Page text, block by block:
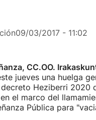
09/03/2017 - 11:02
CC.OO.
jueves una huelga
decreto Heziberri 2020
el marco del
Pública para